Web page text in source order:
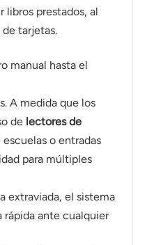
prestados, al
tarjetas.
manual hasta el
A medida que los
de lectores de
o entradas
para múltiples
extraviada, el sistema
rápida ante cualquier